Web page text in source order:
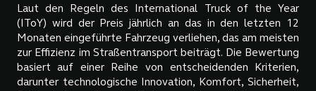
Laut den Regeln des International Truck of the Year
(IToY) wird der Preis jährlich an das in den letzten 12
Monaten eingeführte Fahrzeug verliehen, das am meisten
zur Effizienz im Straßentransport beiträgt. Die Bewertung
basiert auf einer Reihe von entscheidenden Kriterien,
darunter technologische Innovation, Komfort, Sicherheit,